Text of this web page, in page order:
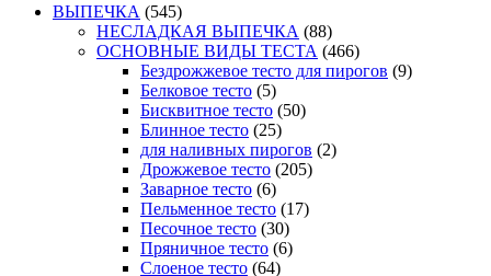
ВЫПЕЧКА (545)
НЕСЛАДКАЯ ВЫПЕЧКА (88)
ОСНОВНЫЕ ВИДЫ ТЕСТА (466)
Бездрожжевое тесто для пирогов (9)
Белковое тесто (5)
Бисквитное тесто (50)
Блинное тесто (25)
для наливных пирогов (2)
Дрожжевое тесто (205)
Заварное тесто (6)
Пельменное тесто (17)
Песочное тесто (30)
Пряничное тесто (6)
Слоеное тесто (64)